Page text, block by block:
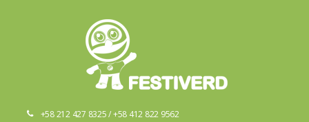
+58 212 427 8325 / +58 412 822 9562